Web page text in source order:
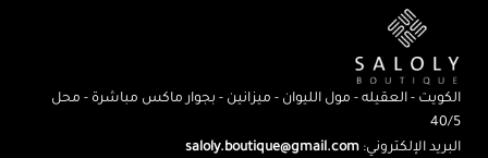
الكويت - العقيله - مول الليوان - ميزانين - بجوار ماكس مباشرة - محل
40/5
البريد الإلكتروني: saloly.boutique@gmail.com